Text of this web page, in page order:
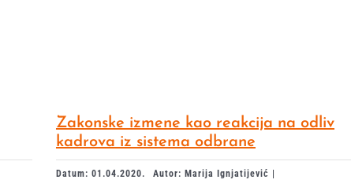
Zakonske izmene kao reakcija na odliv
kadrova iz sistema odbrane
Datum: 01.04.2020. Autor: Marija Ignjatijević |